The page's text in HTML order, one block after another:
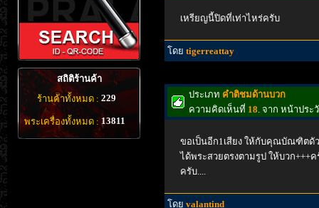
สถิติร้านค้า
ร้านค้าทั้งหมด : 229
พระเครื่องทั้งหมด : 13811
เหรียญนี้ปิดที่เท่าไหร่ครับ
โดย tigerreattay
ประเภท คำติชมด้านบวก
ความคิดเห็นที่ 18. จาก หน้าประ
ขอเป็นอีก1เสียง ให้กับคุณบัณฑิตดัว
ได้พระสวยตรงตามรูป ให้บวก
ครับ....
โดย valantind